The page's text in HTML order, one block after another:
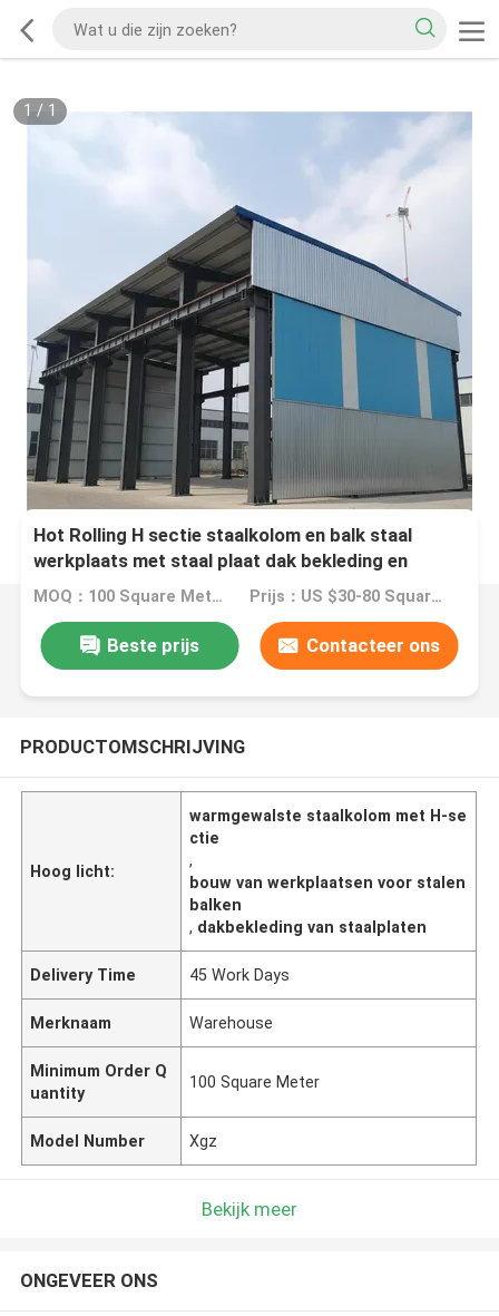
1 / 1
Hot Rolling H sectie staalkolom en balk staal
werkplaats met staal plaat dak bekleding en
sandwich paneel opties
MOQ：100 Square Meter Prijs：US $30-80 Square Meter
Beste prijs Contacteer ons
PRODUCTOMSCHRIJVING
Hoog licht:
warmgewalste staalkolom met H-se
ctie
,
bouw van werkplaatsen voor stalen
balken
, dakbekleding van staalplaten
Delivery Time 45 Work Days
Merknaam Warehouse
Minimum Order Q
uantity
100 Square Meter
Model Number Xgz
Bekijk meer
ONGEVEER ONS